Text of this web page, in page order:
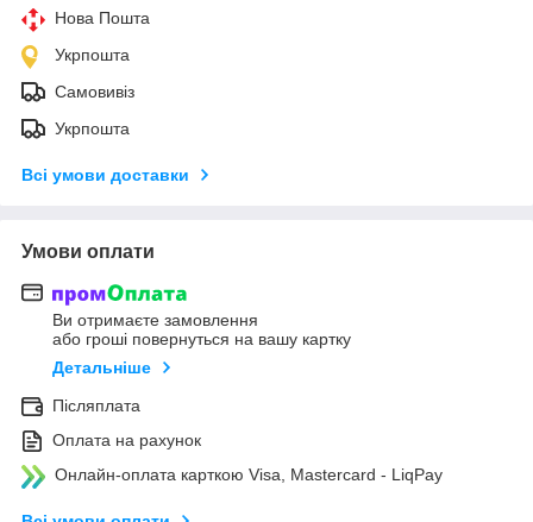
Нова Пошта
Укрпошта
Самовивіз
Укрпошта
Всі умови доставки
Умови оплати
Ви отримаєте замовлення
або гроші повернуться на вашу картку
Детальніше
Післяплата
Оплата на рахунок
Онлайн-оплата карткою Visa, Mastercard - LiqPay